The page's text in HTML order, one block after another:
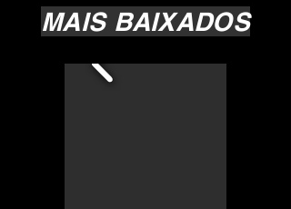
MAIS BAIXADOS